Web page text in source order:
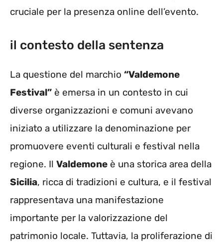
cruciale per la presenza online dell’evento.
il contesto della sentenza
La questione del marchio “Valdemone
Festival” è emersa in un contesto in cui
diverse organizzazioni e comuni avevano
iniziato a utilizzare la denominazione per
promuovere eventi culturali e festival nella
regione. Il Valdemone è una storica area della
Sicilia, ricca di tradizioni e cultura, e il festival
rappresentava una manifestazione
importante per la valorizzazione del
patrimonio locale. Tuttavia, la proliferazione di